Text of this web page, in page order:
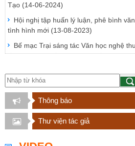
Tạo (14-06-2024)
Hội nghị tập huấn lý luận, phê bình
tình hình mới (13-08-2023)
Bế mạc Trại sáng tác Văn học nghệ
Thông báo
Thư viện tác giả